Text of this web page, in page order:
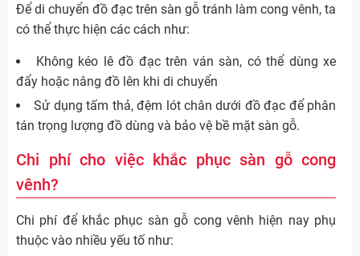
Để di chuyển đồ đạc trên sàn gỗ tránh làm cong vênh, ta
có thể thực hiện các cách như:
Không kéo lê đồ đạc trên ván sàn, có thể dùng xe
đẩy hoặc nâng đồ lên khi di chuyển
Sử dụng tấm thả, đệm lót chân dưới đồ đạc để phân
tán trọng lượng đồ dùng và bảo vệ bề mặt sàn gỗ.
Chi phí cho việc khắc phục sàn gỗ cong
vênh?
Chi phí để khắc phục sàn gỗ cong vênh hiện nay phụ
thuộc vào nhiều yếu tố như: